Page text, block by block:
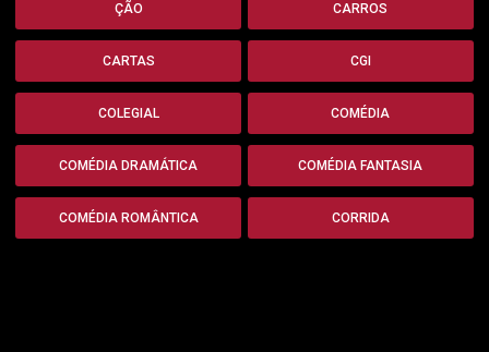
ÇÃO CARROS
CARTAS CGI
COLEGIAL COMÉDIA
COMÉDIA DRAMÁTICA COMÉDIA FANTASIA
COMÉDIA ROMÂNTICA CORRIDA